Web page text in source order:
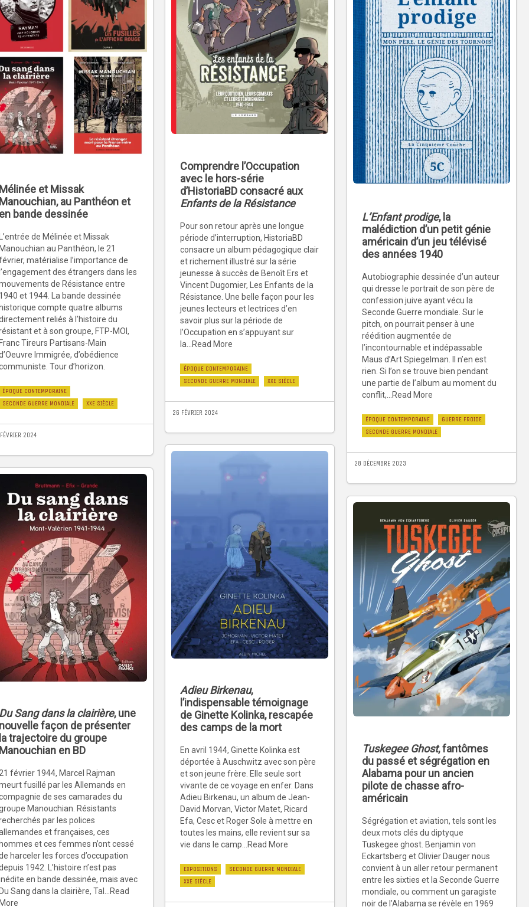
Comprendre l’Occupation
avec le hors-série
d’HistoriaBD consacré aux
Enfants de la Résistance
Pour son retour après une longue
période d’interruption, HistoriaBD
consacre un album pédagogique clair
et richement illustré sur la série
jeunesse à succès de Benoît Ers et
Vincent Dugomier, Les Enfants de la
Résistance. Une belle façon pour les
jeunes lecteurs et lectrices d’en
savoir plus sur la période de
l’Occupation en s’appuyant sur
la...Read More
ÉPOQUE CONTEMPORAINE
SECONDE GUERRE MONDIALE
XXE SIÈCLE
26 FÉVRIER 2024
et Missak
au Panthéon et
bande dessinée
de Mélinée et Missak
au Panthéon, le 21
matérialise l’importance de
des étrangers dans les
de Résistance entre
et 1944. La bande dessinée
compte quatre albums
reliés à l’histoire du
et à son groupe, FTP-MOI,
Tireurs Partisans-Main
Immigrée, d’obédience
Tour d’horizon.
ÉPOQUE CONTEMPORAINE
SECONDE GUERRE MONDIALE
XXE SIÈCLE
2024
L’Enfant prodige, la
malédiction d’un petit génie
américain d’un jeu télévisé
des années 1940
Autobiographie dessinée d’un auteur
qui dresse le portrait de son père de
confession juive ayant vécu la
Seconde Guerre mondiale. Sur le
pitch, on pourrait penser à une
réédition augmentée de
l’incontournable et indépassable
Maus d’Art Spiegelman. Il n’en est
rien. Si l’on se trouve bien pendant
une partie de l’album au moment du
conflit,...Read More
ÉPOQUE CONTEMPORAINE
GUERRE FROIDE
SECONDE GUERRE MONDIALE
28 DÉCEMBRE 2023
Adieu Birkenau,
l’indispensable témoignage
de Ginette Kolinka, rescapée
des camps de la mort
En avril 1944, Ginette Kolinka est
déportée à Auschwitz avec son père
et son jeune frère. Elle seule sort
vivante de ce voyage en enfer. Dans
Adieu Birkenau, un album de Jean-
David Morvan, Victor Matet, Ricard
Efa, Cesc et Roger Sole à mettre en
toutes les mains, elle revient sur sa
vie dans le camp...Read More
EXPOSITIONS
SECONDE GUERRE MONDIALE
XXE SIÈCLE
Sang dans la clairière, une
façon de présenter
trajectoire du groupe
en BD
février 1944, Marcel Rajman
fusillé par les Allemands en
de ses camarades du
Manouchian. Résistants
par les polices
et françaises, ces
et ces femmes n’ont cessé
harceler les forces d’occupation
1942. L’histoire n’est pas
en bande dessinée, mais avec
Sang dans la clairière, Tal...Read
Tuskegee Ghost, fantômes
du passé et ségrégation en
Alabama pour un ancien
pilote de chasse afro-
américain
Ségrégation et aviation, tels sont les
deux mots clés du diptyque
Tuskegee ghost. Benjamin von
Eckartsberg et Olivier Dauger nous
convient à un aller retour permanent
entre les sixties et la Seconde Guerre
mondiale, ou comment un garagiste
noir de l’Alabama se révèle en 1969